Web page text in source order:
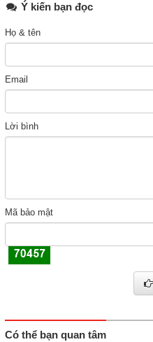
Ý kiến bạn đọc
Họ & tên
Email
Lời bình
Mã bảo mật
Có thể bạn quan tâm